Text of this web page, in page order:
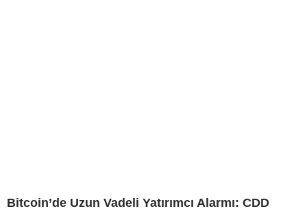
Bitcoin’de Uzun Vadeli Yatırımcı Alarmı: CDD